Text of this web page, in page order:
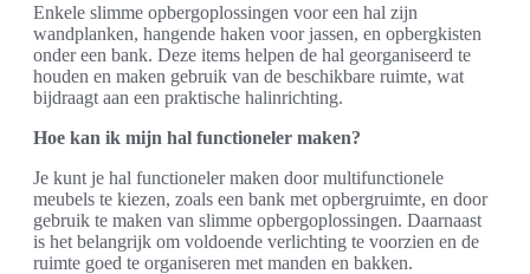
Enkele slimme opbergoplossingen voor een hal zijn
wandplanken, hangende haken voor jassen, en opbergkisten
onder een bank. Deze items helpen de hal georganiseerd te
houden en maken gebruik van de beschikbare ruimte, wat
bijdraagt aan een praktische halinrichting.
Hoe kan ik mijn hal functioneler maken?
Je kunt je hal functioneler maken door multifunctionele
meubels te kiezen, zoals een bank met opbergruimte, en door
gebruik te maken van slimme opbergoplossingen. Daarnaast
is het belangrijk om voldoende verlichting te voorzien en de
ruimte goed te organiseren met manden en bakken.